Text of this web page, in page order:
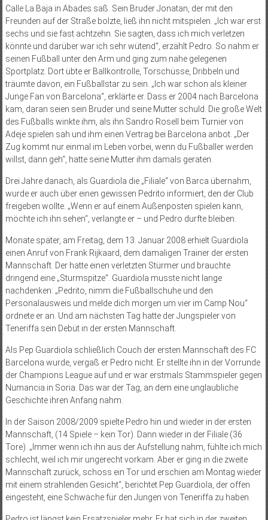
Calle La Baja in Abades saß. Sein Bruder Jonatan, der mit den
Freunden auf der Straße bolzte, ließ ihn nicht mitspielen. „Ich war erst
sechs und sie fast achtzehn. Sie sagten, dass ich mich verletzen
könnte und darüber war ich sehr wütend“, erzählt Pedro. So nahm er
seinen Fußball unter den Arm und ging zum nahe gelegenen
Sportplatz. Dort übte er Ballkontrolle, Torschüsse, Dribbeln und
träumte davon, ein Fußballstar zu sein. „Ich war schon als kleiner
Junge Fan von Barcelona“, erklärte er. Dass er 2004 nach Barcelona
kam, daran seien sein Bruder und seine Mutter schuld. Die große Welt
des Fußballs winkte ihm, als ihn Sandro Rosell beim Turnier von
Adeje spielen sah und ihm einen Vertrag bei Barcelona anbot. „Der
Zug kommt nur einmal im Leben vorbei, wenn du Fußballer werden
willst, dann geh“, hatte seine Mutter ihm damals geraten.
Drei Jahre danach, als Guardiola die „Filiale“ von Barca übernahm,
wurde er auch über einen gewissen Pedrito informiert, den der Club
freigeben wollte. „Wenn er auf einem Außenpos­­ten spielen kann,
möchte ich ihn sehen“, verlangte er – und Pedro durfte bleiben.
Monate später, am Freitag, dem 13. Januar 2008 erhielt Guardiola
einen Anruf von Frank Rijkaard, dem damaligen Trainer der ers­ten
Mannschaft. Der hatte einen verletzten Stürmer und brauchte
dringend eine „Sturmspitze“. Guardiola musste nicht lange
nachdenken: „Pedrito, nimm die Fußballschuhe und den
Personalausweis und melde dich morgen um vier im Camp Nou“
ordnete er an. Und am nächsten Tag hatte der Jungspieler von
Teneriffa sein Debüt in der ersten Mannschaft.
Als Pep Guar­diola schließlich Couch der ersten Mannschaft des FC
Barcelona wurde, vergaß er Pedro nicht. Er stellte ihn in der Vorrunde
der Champions League auf und er war erstmals Stammspieler gegen
Numancia in Soria. Das war der Tag, an dem eine unglaubliche
Geschichte ihren Anfang nahm.
In der Saison 2008/2009 spielte Pedro hin und wieder in der ersten
Mannschaft, (14 Spiele – kein Tor). Dann wieder in der Filiale (36
Tore). „Immer wenn ich ihn aus der Aufstellung nahm, fühlte ich mich
schlecht, weil ich mir ungerecht vorkam. Aber er ging in die zweite
Mannschaft zurück, schoss ein Tor und erschien am Montag wieder
mit einem strahlenden Gesicht“, berichtet Pep Guardiola, der offen
eingesteht, eine Schwäche für den Jungen von Teneriffa zu haben.